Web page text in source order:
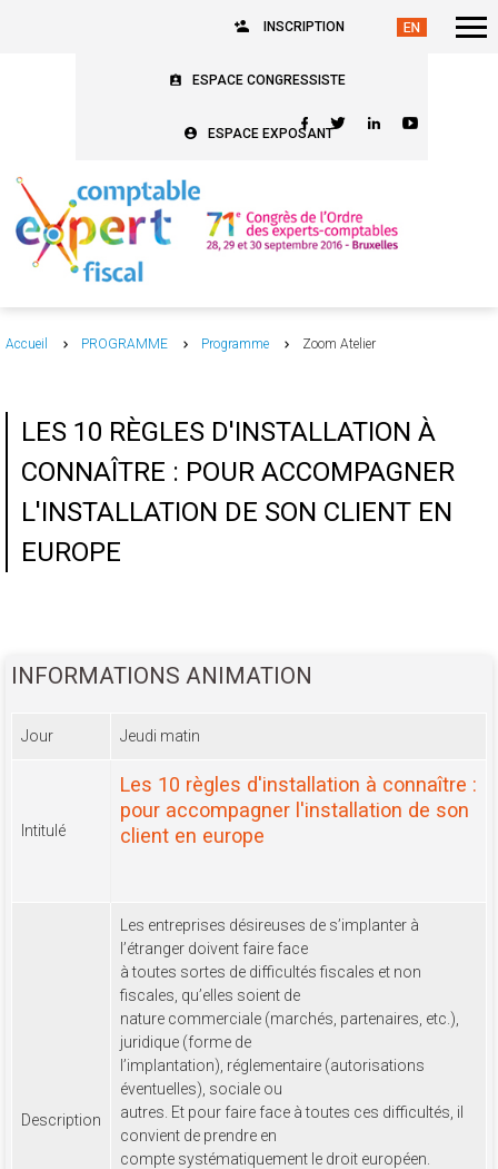
INSCRIPTION
ESPACE CONGRESSISTE
ESPACE EXPOSANT
Accueil PROGRAMME Programme Zoom Atelier
LES 10 RÈGLES D'INSTALLATION À
CONNAÎTRE : POUR ACCOMPAGNER
L'INSTALLATION DE SON CLIENT EN
EUROPE
INFORMATIONS ANIMATION
Jour Jeudi matin
Intitulé
Les 10 règles d'installation à connaître :
pour accompagner l'installation de son
client en europe
Description
Les entreprises désireuses de s’implanter à
l’étranger doivent faire face
à toutes sortes de difficultés fiscales et non
fiscales, qu’elles soient de
nature commerciale (marchés, partenaires, etc.),
juridique (forme de
l’implantation), réglementaire (autorisations
éventuelles), sociale ou
autres. Et pour faire face à toutes ces difficultés, il
convient de prendre en
compte systématiquement le droit européen.